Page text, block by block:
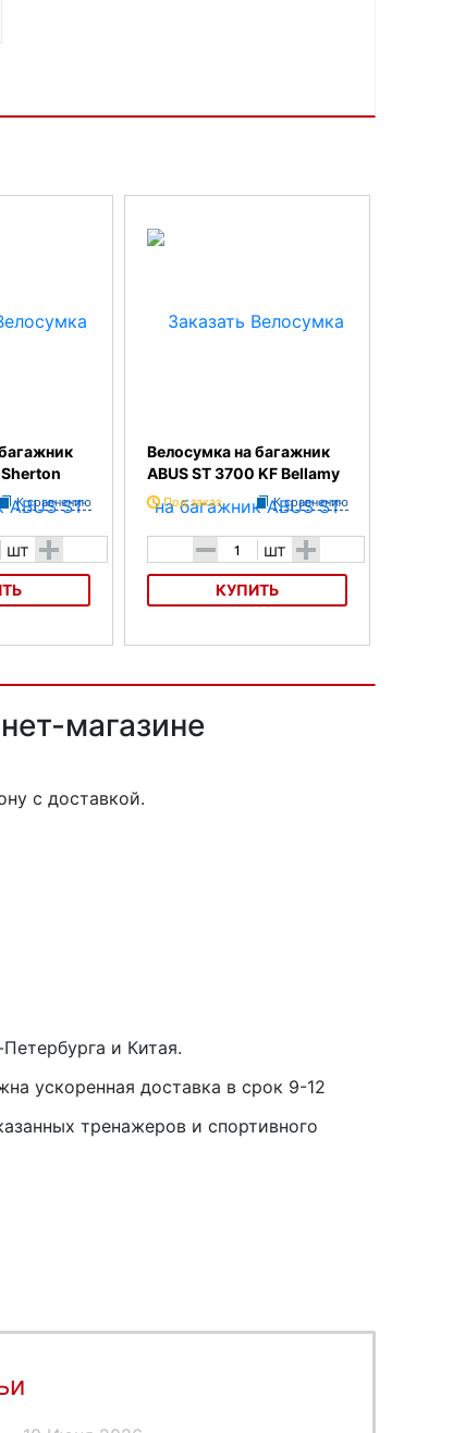
К сравнению
шт +
Велосумка на багажник
ABUS ST 3700 KF Bellamy
Под заказ К сравнению
- шт +
КУПИТЬ
магазине
с доставкой.
и Китая.
ускоренная доставка в срок 9-12
тренажеров и спортивного